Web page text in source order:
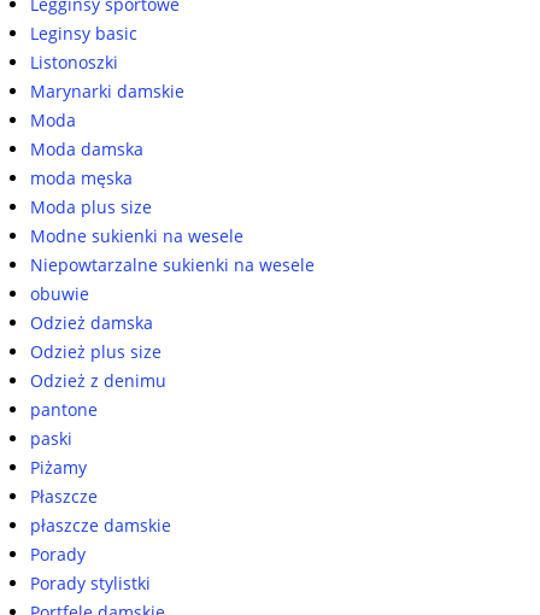
Leginsy basic
Listonoszki
Marynarki damskie
Moda
Moda damska
moda męska
Moda plus size
Modne sukienki na wesele
Niepowtarzalne sukienki na wesele
obuwie
Odzież damska
Odzież plus size
Odzież z denimu
pantone
paski
Piżamy
Płaszcze
płaszcze damskie
Porady
Porady stylistki